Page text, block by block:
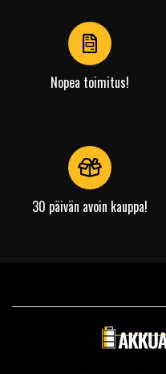
Nopea toimitus!
30 päivän avoin kauppa!